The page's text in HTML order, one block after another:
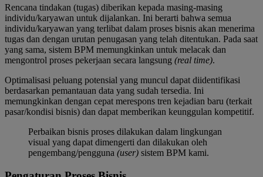
Rencana tindakan (tugas) diberikan kepada masing-masing
individu/karyawan untuk dijalankan. Ini berarti bahwa semua
individu/karyawan yang terlibat dalam proses bisnis akan menerima
tugas dan dengan urutan penugasan yang telah ditentukan. Pada saat
yang sama, sistem BPM memungkinkan untuk melacak dan
mengontrol proses pekerjaan secara langsung (real time).
Optimalisasi peluang potensial yang muncul dapat diidentifikasi
berdasarkan pemantauan data yang sudah tersedia. Ini
memungkinkan dengan cepat merespons tren kejadian baru (terkait
pasar/kondisi bisnis) dan dapat memberikan keunggulan kompetitif.
Perbaikan bisnis proses dilakukan dalam lingkungan
visual yang dapat dimengerti dan dilakukan oleh
pengembang/pengguna (user) sistem BPM kami.